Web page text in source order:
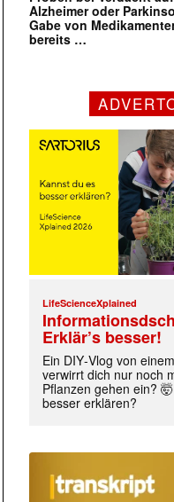
Alzheimer oder
Gabe von
bereits …
LifeScienceXplained
Erklär’s besser!
Ein DIY‑Vlog von
verwirrt dich nur noch
Pflanzen gehen ein?
besser erklären?